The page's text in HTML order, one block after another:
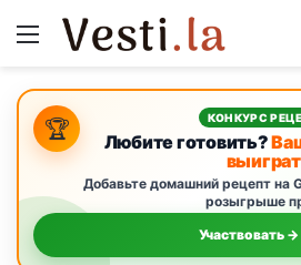
Menu
🏆 КОНКУРС
Любите готовить?
Добавьте домашний рецепт на
розыгрыше
Участвовать →